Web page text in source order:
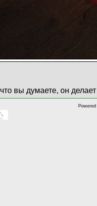
что вы думаете, он